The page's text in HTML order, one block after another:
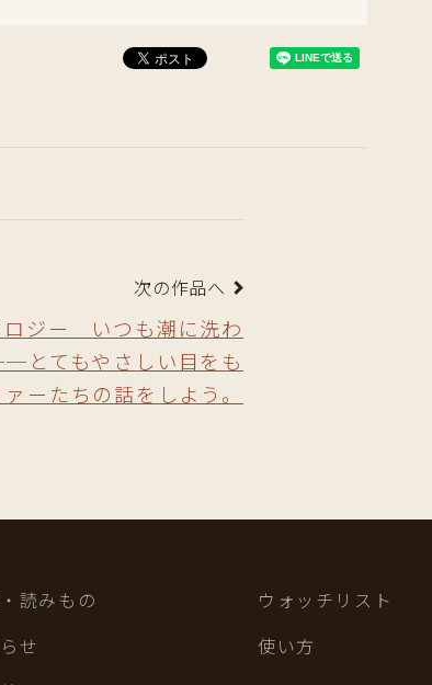
次の作品へ
ロジー いつも潮に洗わ
とてもやさしい目をも
ーたちの話をしよう。
読みもの
せ
ウォッチリスト
使い方